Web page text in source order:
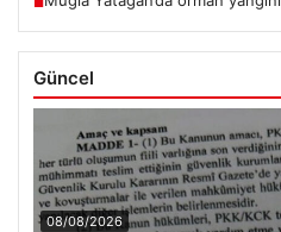
Güncel
08/08/2026